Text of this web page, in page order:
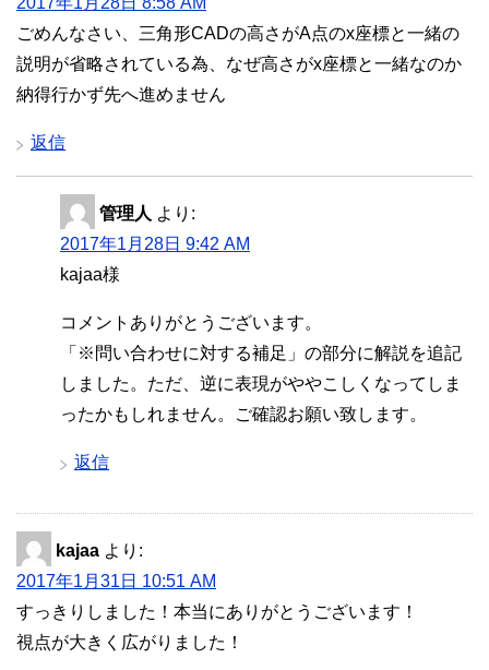
ごめんなさい、三角形CADの高さがA点のx座標と一緒の
説明が省略されている為、なぜ高さがx座標と一緒なのか
納得行かず先へ進めません
返信
管理人 より:
2017年1月28日 9:42 AM
kajaa様
コメントありがとうございます。
「※問い合わせに対する補足」の部分に解説を追記
しました。ただ、逆に表現がややこしくなってしま
ったかもしれません。ご確認お願い致します。
返信
kajaa より:
2017年1月31日 10:51 AM
すっきりしました！本当にありがとうございます！
視点が大きく広がりました！